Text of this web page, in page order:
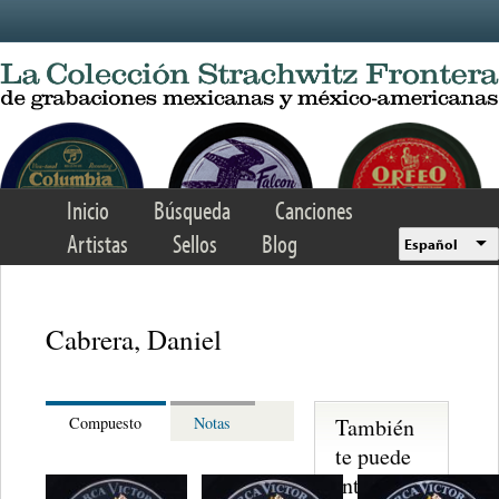
Inicio Búsqueda
Canciones
Artistas
Sellos Blog Español
Cabrera, Daniel
Compuesto Notas
También
te puede
interesar...